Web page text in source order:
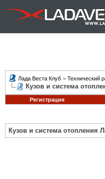
Лада Веста Клуб > Технический
Кузов и система
Регистрация
Кузов и система отопления